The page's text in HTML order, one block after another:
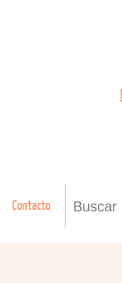
Contacto